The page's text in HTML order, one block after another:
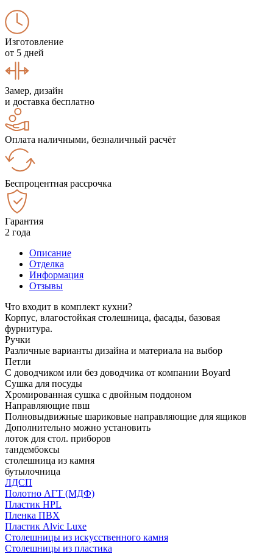
Изготовление
от 5 дней
Замер, дизайн
и доставка бесплатно
Оплата наличными, безналичный расчёт
Беспроцентная рассрочка
Гарантия
2 года
Описание
Отделка
Информация
Отзывы
Что входит в комплект кухни?
Корпус, влагостойкая столешница, фасады, базовая
фурнитура.
Ручки
Различные варианты дизайна и материала на выбор
Петли
С доводчиком или без доводчика от компании Boyard
Сушка для посуды
Хромированная сушка с двойным поддоном
Направляющие пвш
Полновыдвижные шариковые направляющие для ящиков
Дополнительно можно установить
лоток для стол. приборов
тандембоксы
столешница из камня
бутылочница
ЛДСП
Полотно АГТ (МДФ)
Пластик HPL
Пленка ПВХ
Пластик Alvic Luxe
Столешницы из искусственного камня
Столешницы из пластика